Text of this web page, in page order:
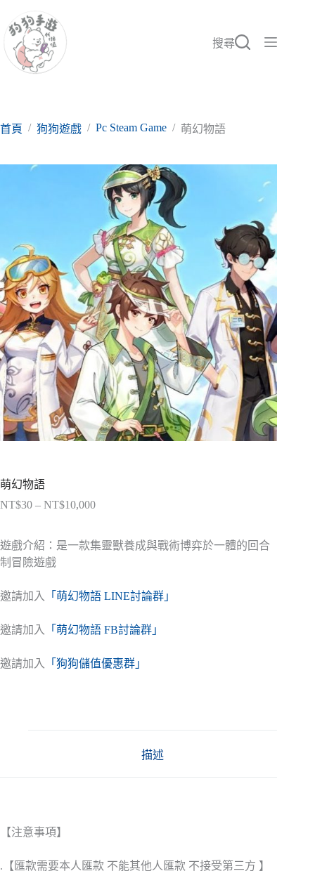
至
要
搜尋
首頁 / 狗狗遊戲 / Pc Steam Game / 萌幻物語
萌幻物語
NT$30 – NT$10,000價
範
NT$10,000
遊戲介紹：是一款集靈獸養成與戰術博弈於一體的回合
制冒險遊戲
邀請加入 「萌幻物語 LINE討論群」
邀請加入 「萌幻物語 FB討論群」
邀請加入 「狗狗儲值優惠群」
描述
【注意事項】
.【匯款需要本人匯款 不能其他人匯款 不接受第三方 】